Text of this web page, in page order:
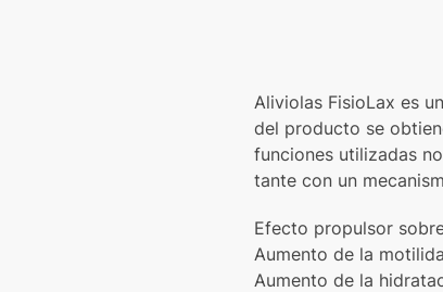
Aliviolas FisioLax es
del producto se
funciones utilizadas
tante con un
Efecto propulsor
Aumento de la
Aumento de la